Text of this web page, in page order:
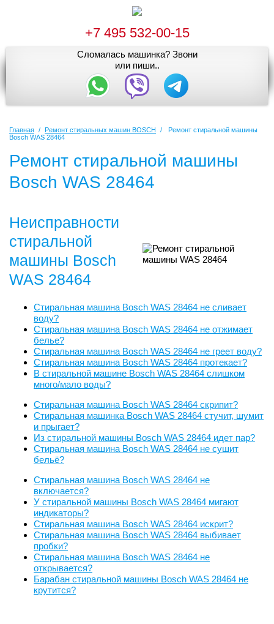
+7 495 532-00-15
Сломалась машинка? Звони
или пиши..
Главная / Ремонт стиральных машин BOSCH /
Ремонт стиральной машины
Bosch WAS 28464
Ремонт стиральной машины
Bosch WAS 28464
Неисправности
стиральной
машины Bosch
WAS 28464
Стиральная машина Bosch WAS 28464 не сливает
воду?
Стиральная машина Bosch WAS 28464 не отжимает
белье?
Стиральная машина Bosch WAS 28464 не греет воду?
Стиральная машина Bosch WAS 28464 протекает?
В стиральной машине Bosch WAS 28464 слишком
много/мало воды?
Стиральная машина Bosch WAS 28464 скрипит?
Стиральная машинка Bosch WAS 28464 стучит, шумит
и прыгает?
Из стиральной машины Bosch WAS 28464 идет пар?
Стиральная машина Bosch WAS 28464 не сушит
бельё?
Стиральная машина Bosch WAS 28464 не
включается?
У стиральной машины Bosch WAS 28464 мигают
индикаторы?
Стиральная машина Bosch WAS 28464 искрит?
Стиральная машина Bosch WAS 28464 выбивает
пробки?
Стиральная машина Bosch WAS 28464 не
открывается?
Барабан стиральной машины Bosch WAS 28464 не
крутится?